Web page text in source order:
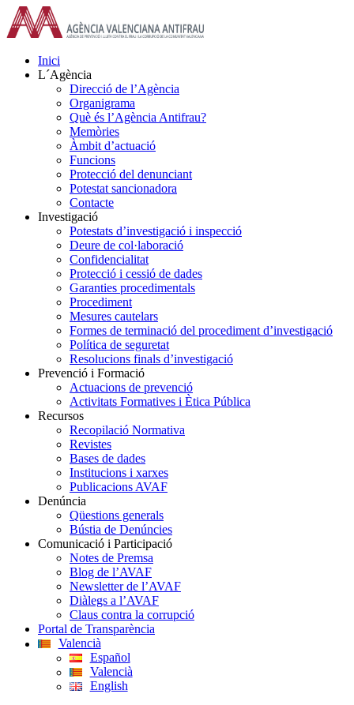
Skip
to
content
Inici
L´Agència
Direcció de l’Agència
Organigrama
Què és l’Agència Antifrau?
Memòries
Àmbit d’actuació
Funcions
Protecció del denunciant
Potestat sancionadora
Contacte
Investigació
Potestats d’investigació i inspecció
Deure de col·laboració
Confidencialitat
Protecció i cessió de dades
Garanties procedimentals
Procediment
Mesures cautelars
Formes de terminació del procediment d’investigació
Política de seguretat
Resolucions finals d’investigació
Prevenció i Formació
Actuacions de prevenció
Activitats Formatives i Ètica Pública
Recursos
Recopilació Normativa
Revistes
Bases de dades
Institucions i xarxes
Publicacions AVAF
Denúncia
Qüestions generals
Bústia de Denúncies
Comunicació i Participació
Notes de Premsa
Blog de l’AVAF
Newsletter de l’AVAF
Diàlegs a l’AVAF
Claus contra la corrupció
Portal de Transparència
Valencià
Español
Valencià
English